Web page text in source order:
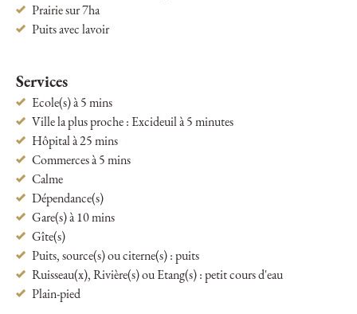
Prairie sur 7ha
Puits avec lavoir
Services
Ecole(s) à 5 mins
Ville la plus proche : Excideuil à 5 minutes
Hôpital à 25 mins
Commerces à 5 mins
Calme
Dépendance(s)
Gare(s) à 10 mins
Gîte(s)
Puits, source(s) ou citerne(s) : puits
Ruisseau(x), Rivière(s) ou Etang(s) : petit cours d'eau
Plain-pied